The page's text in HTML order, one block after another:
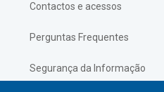
Contactos e acessos
Perguntas Frequentes
Segurança da Informação